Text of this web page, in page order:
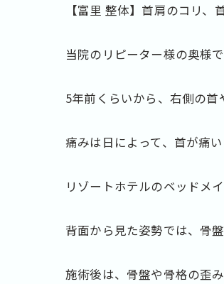
【富里 整体】首肩のコリ
当院のリピーター様の奥様
5年前くらいから、右側の首
痛みは日によって、首が痛
リゾートホテルのベッドメ
背面から見た姿勢では、骨
施術後は、骨盤や骨格の歪